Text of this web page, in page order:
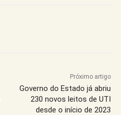
Próximo artigo
Governo do Estado já abriu
230 novos leitos de UTI
desde o início de 2023